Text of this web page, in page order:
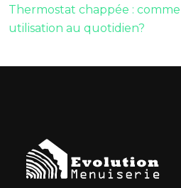
Thermostat chappée :
utilisation au quotidien?